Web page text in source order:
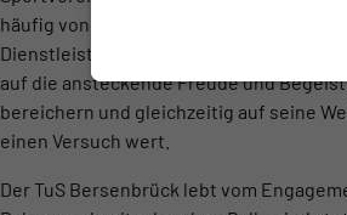
häufig von Kindern und Jugendlichen
Dienstleistungsbetrieb, der
auf die ansteckende Freude und
bereichern und gleichzeitig auf seine
einen Versuch wert.
Der TuS Bersenbrück lebt vom